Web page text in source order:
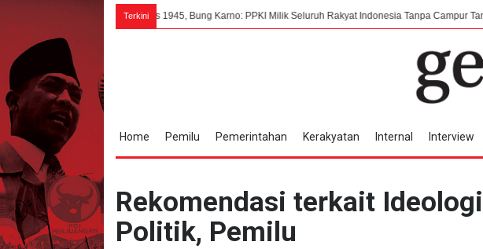
Terkini
7 Agustus 1945, Bung Karno: PPKI Milik Seluruh Rakyat Indonesia Tanpa Campur Tangan Asing
Home Pemilu Pemerintahan Kerakyatan Internal Interview
Rekomendasi terkait
Politik, Pemilu